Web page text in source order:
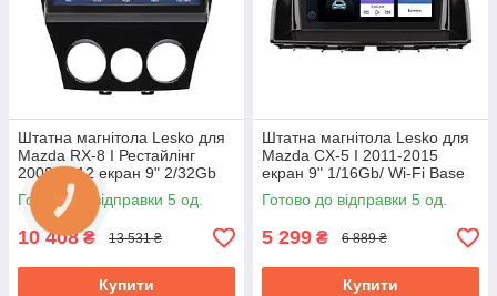
Штатна магнітола Lesko для
Mazda RX-8 I Рестайлінг
2008-2012 екран 9" 2/32Gb
4G Wi-Fi GPS Top Мазда
Готово до відправки 5 од.
10 408₴ 13 531 ₴
Купити
Штатна магнітола Lesko для
Mazda CX-5 I 2011-2015
екран 9" 1/16Gb/ Wi-Fi Base
GPS Android Мазда
Готово до відправки 5 од.
5 299 ₴ 6 889 ₴
Купити